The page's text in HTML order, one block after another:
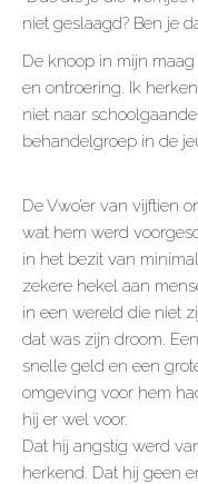
niet geslaagd? Ben je
De knoop in mijn
en ontroering. Ik
niet naar
behandelgroep in de
De Vwo’er van vijftien
wat hem werd
in het bezit van
zekere hekel aan
in een wereld die niet
dat was zijn droom.
snelle geld en een
omgeving voor hem
hij er wel voor.
Dat hij angstig werd
herkend. Dat hij geen